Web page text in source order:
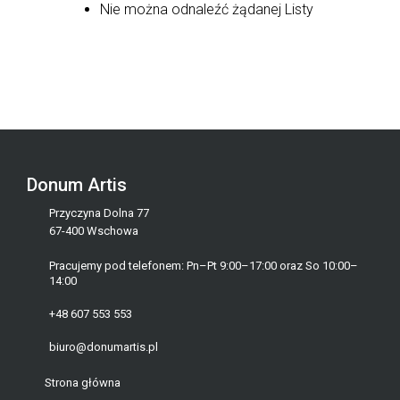
Nie można odnaleźć żądanej Listy
Donum Artis
Przyczyna Dolna 77
67-400 Wschowa
Pracujemy pod telefonem: Pn–Pt 9:00–17:00 oraz So 10:00–
14:00
+48 607 553 553
biuro@donumartis.pl
Strona główna